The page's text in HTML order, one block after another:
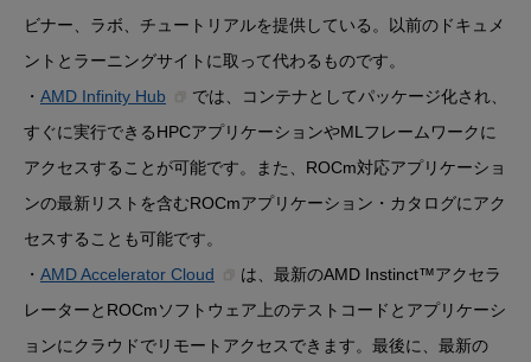
ビナー、ラボ、チュートリアルを提供している。以前のドキュメ
ントとラーニングサイトに取って代わるものです。
・ AMD Infinity Hub
では、コンテナとしてパッケージ化され、
すぐに実行できるHPCアプリケーションやMLフレームワークに
アクセスすることが可能です。また、ROCm対応アプリケーショ
ンの最新リストを含むROCmアプリケーション・カタログにアク
セスすることも可能です。
・ AMD Accelerator Cloud
は、最新のAMD Instinct™アクセラ
レーターとROCmソフトウェア上のテストコードとアプリケーシ
ョンにクラウドでリモートアクセスできます。最後に、最新の